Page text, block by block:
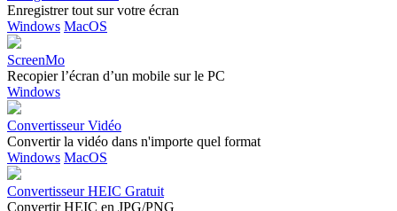
Enregistrer tout sur votre écran
Windows MacOS
ScreenMo
Recopier l’écran d’un mobile sur le PC
Windows
Convertisseur Vidéo
Convertir la vidéo dans n'importe quel format
Windows MacOS
Convertisseur HEIC Gratuit
Convertir HEIC en JPG/PNG